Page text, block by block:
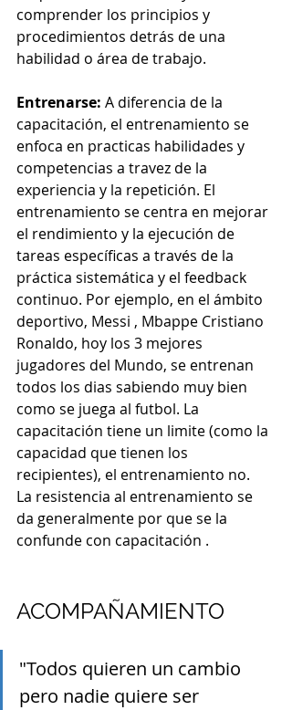
comprender los principios y
procedimientos detrás de una
habilidad o área de trabajo.
Entrenarse: A diferencia de la
capacitación, el entrenamiento se
enfoca en practicas habilidades y
competencias a travez de la
experiencia y la repetición. El
entrenamiento se centra en mejorar
el rendimiento y la ejecución de
tareas específicas a través de la
práctica sistemática y el feedback
continuo. Por ejemplo, en el ámbito
deportivo, Messi , Mbappe Cristiano
Ronaldo, hoy los 3 mejores
jugadores del Mundo, se entrenan
todos los dias sabiendo muy bien
como se juega al futbol. La
capacitación tiene un limite (como la
capacidad que tienen los
recipientes), el entrenamiento no.
La resistencia al entrenamiento se
da generalmente por que se la
confunde con capacitación .
ACOMPAÑAMIENTO
"Todos quieren un cambio
pero nadie quiere ser